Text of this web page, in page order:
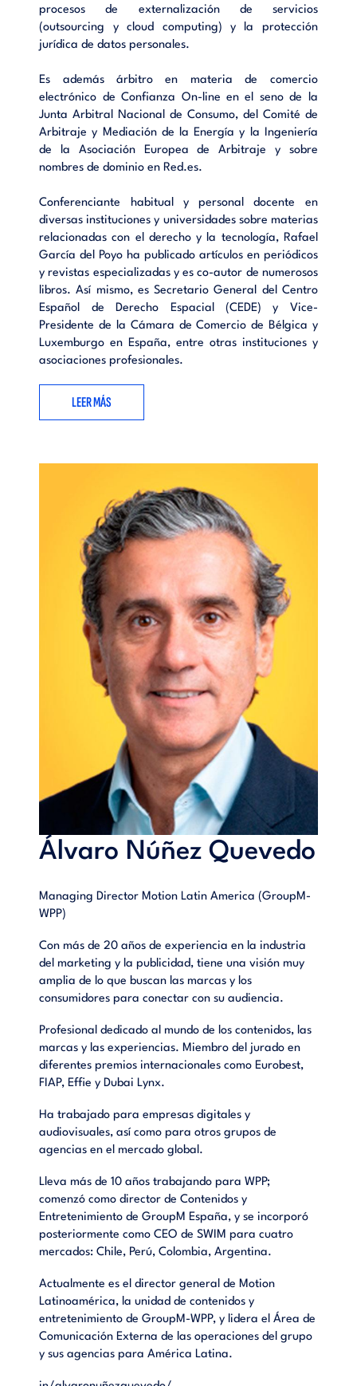
procesos de externalización de servicios
(outsourcing y cloud computing) y la protección
jurídica de datos personales.
Es además árbitro en materia de comercio
electrónico de Confianza On-line en el seno de la
Junta Arbitral Nacional de Consumo, del Comité de
Arbitraje y Mediación de la Energía y la Ingeniería
de la Asociación Europea de Arbitraje y sobre
nombres de dominio en Red.es.
Conferenciante habitual y personal docente en
diversas instituciones y universidades sobre materias
relacionadas con el derecho y la tecnología, Rafael
García del Poyo ha publicado artículos en periódicos
y revistas especializadas y es co-autor de numerosos
libros. Así mismo, es Secretario General del Centro
Español de Derecho Espacial (CEDE) y Vice-
Presidente de la Cámara de Comercio de Bélgica y
Luxemburgo en España, entre otras instituciones y
asociaciones profesionales.
LEER MÁS
Álvaro Núñez Quevedo
Managing Director Motion Latin America (GroupM-
WPP)
Con más de 20 años de experiencia en la industria
del marketing y la publicidad, tiene una visión muy
amplia de lo que buscan las marcas y los
consumidores para conectar con su audiencia.
Profesional dedicado al mundo de los contenidos, las
marcas y las experiencias. Miembro del jurado en
diferentes premios internacionales como Eurobest,
FIAP, Effie y Dubai Lynx.
Ha trabajado para empresas digitales y
audiovisuales, así como para otros grupos de
agencias en el mercado global.
Lleva más de 10 años trabajando para WPP;
comenzó como director de Contenidos y
Entretenimiento de GroupM España, y se incorporó
posteriormente como CEO de SWIM para cuatro
mercados: Chile, Perú, Colombia, Argentina.
Actualmente es el director general de Motion
Latinoamérica, la unidad de contenidos y
entretenimiento de GroupM-WPP, y lidera el Área de
Comunicación Externa de las operaciones del grupo
y sus agencias para América Latina.